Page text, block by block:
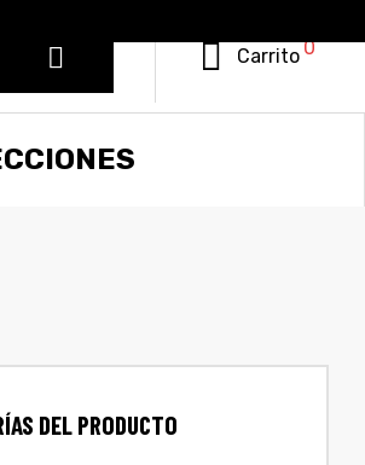
Carrito0
DEL PRODUCTO